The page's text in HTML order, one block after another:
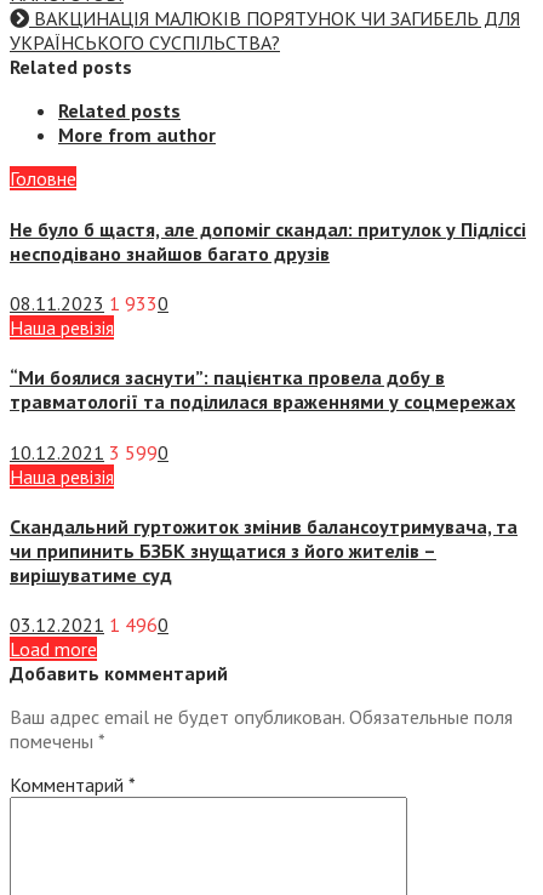
ВАКЦИНАЦІЯ МАЛЮКІВ ПОРЯТУНОК ЧИ ЗАГИБЕЛЬ ДЛЯ
УКРАЇНСЬКОГО СУСПІЛЬСТВА?
Related posts
Related posts
More from author
Головне
Не було б щастя, але допоміг скандал: притулок у Підліссі
несподівано знайшов багато друзів
08.11.2023 1 9330
Наша ревізія
“Ми боялися заснути”: пацієнтка провела добу в
травматології та поділилася враженнями у соцмережах
10.12.2021 3 5990
Наша ревізія
Скандальний гуртожиток змінив балансоутримувача, та
чи припинить БЗБК знущатися з його жителів –
вирішуватиме суд
03.12.2021 1 4960
Load more
Добавить комментарий
Ваш адрес email не будет опубликован. Обязательные поля
помечены *
Комментарий *